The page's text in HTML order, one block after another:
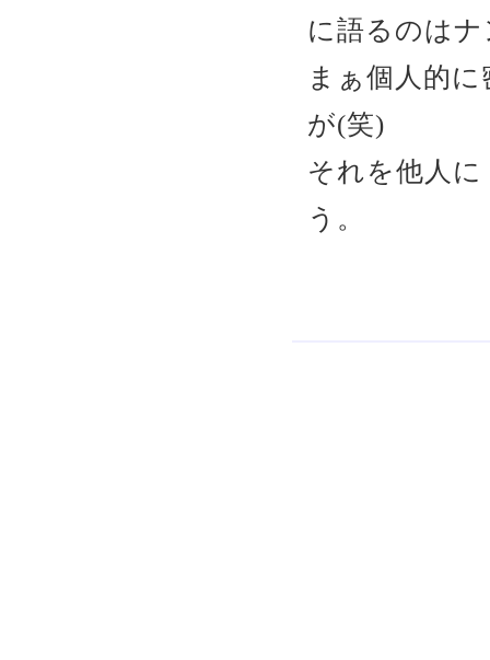
に語るのは
まぁ個人的
が(笑)
それを他人
う。